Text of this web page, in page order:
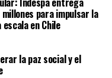
para impulsar la
en Chile
la paz social y el